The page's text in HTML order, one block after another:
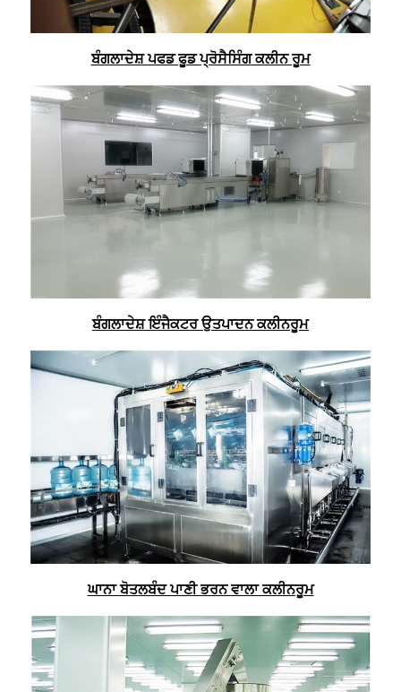
ਬੰਗਲਾਦੇਸ਼ ਪਫਡ ਫੂਡ ਪ੍ਰੋਸੈਸਿੰਗ ਕਲੀਨ ਰੂਮ
ਬੰਗਲਾਦੇਸ਼ ਇੰਜੈਕਟਰ ਉਤਪਾਦਨ ਕਲੀਨਰੂਮ
ਘਾਨਾ ਬੋਤਲਬੰਦ ਪਾਣੀ ਭਰਨ ਵਾਲਾ ਕਲੀਨਰੂਮ